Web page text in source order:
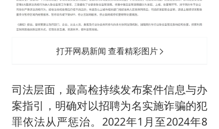
打开网易新闻 查看精彩图片
司法层面，最高检持续发布案件信息与办
案指引，明确对以招聘为名实施诈骗的犯
罪依法从严惩治。2022年1月至2024年8